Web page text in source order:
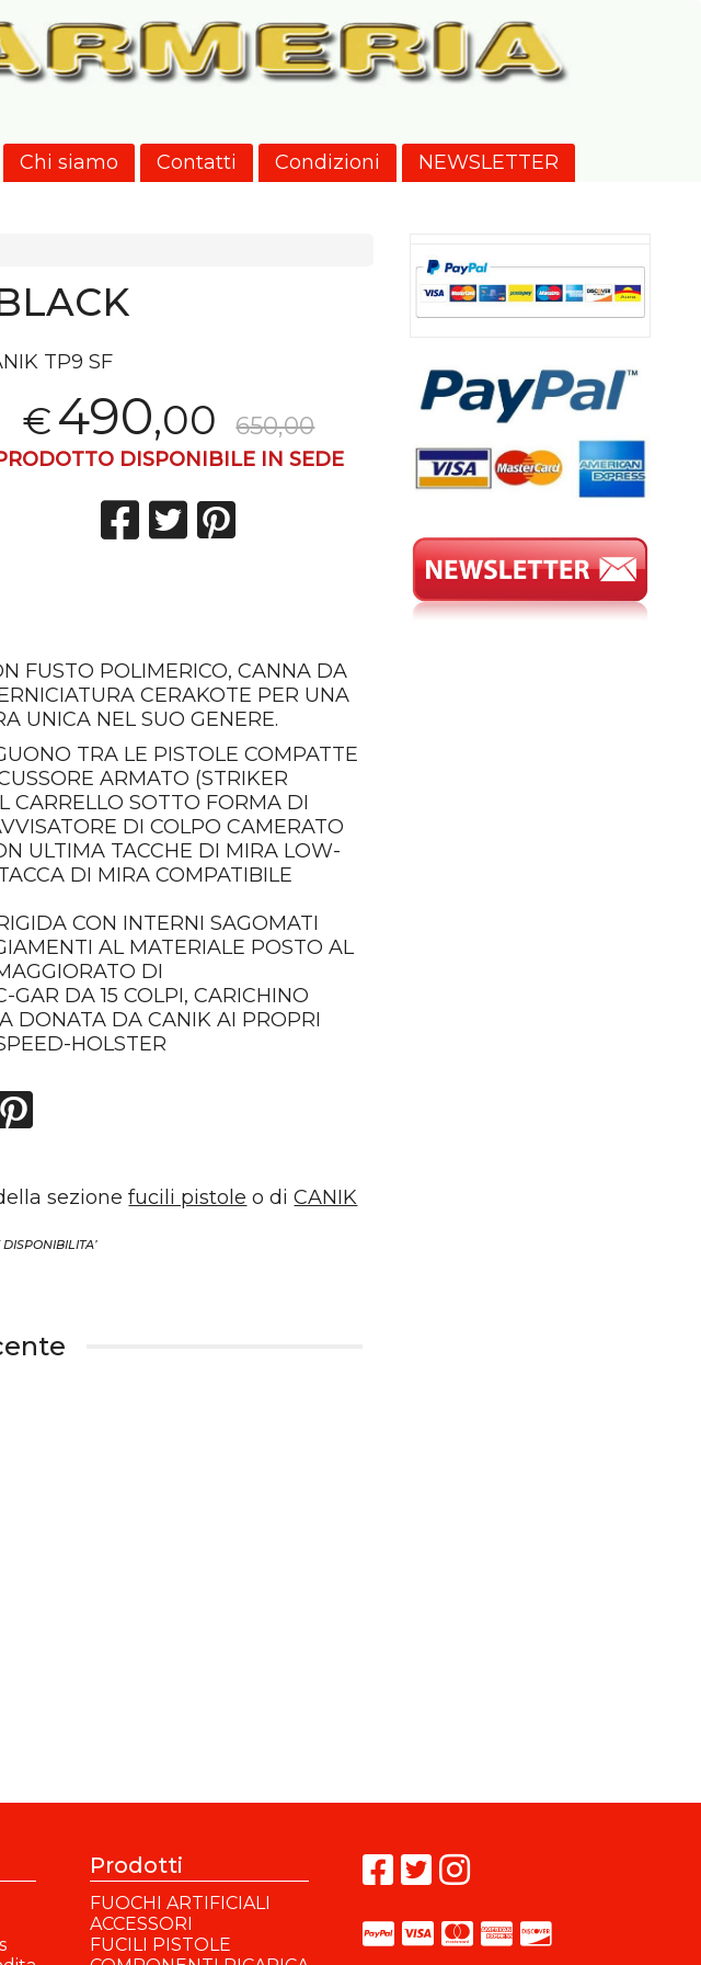
Chi siamo Contatti Condizioni
NEWSLETTER
TP9 SF
€490,00 650,00
DISPONIBILE IN SEDE
FUSTO POLIMERICO, CANNA DA
CERAKOTE PER UNA
UNICA NEL SUO GENERE.
TRA LE PISTOLE COMPATTE
ARMATO (STRIKER
CARRELLO SOTTO FORMA DI
DI COLPO CAMERATO
ULTIMA TACCHE DI MIRA LOW-
DI MIRA COMPATIBILE
CON INTERNI SAGOMATI
AL MATERIALE POSTO AL
DI
DA 15 COLPI, CARICHINO
DONATA DA CANIK AI PROPRI
HOLSTER
sezionefucili pistole o diCANIK
Prodotti
FUOCHI ARTIFICIALI
ACCESSORI
FUCILI PISTOLE